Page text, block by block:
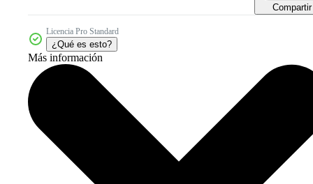
Compartir
Licencia Pro Standard
¿Qué es esto?
Más información